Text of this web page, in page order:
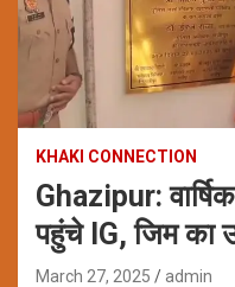
KHAKI CONNECTION
Ghazipur:
पहुंचे IG, जिम का
March 27, 2025 admin